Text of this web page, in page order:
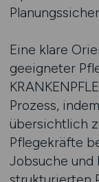
Eine klare
geeigneter
Prozess,
übersichtlich
Pflegekräfte
Jobsuche und